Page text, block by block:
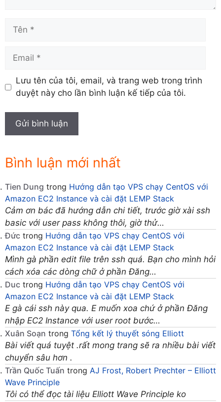
Tên
Email
Lưu tên của tôi, email, và trang web trong trình
duyệt này cho lần bình luận kế tiếp của tôi.
Bình luận mới nhất
Tien Dung trong Hướng dẫn tạo VPS chạy CentOS với
Amazon EC2 Instance và cài đặt LEMP Stack
Cảm ơn bác đã hướng dẫn chi tiết, trước giờ xài ssh
basic với user pass không thôi, giờ thử…
Đức trong Hướng dẫn tạo VPS chạy CentOS với
Amazon EC2 Instance và cài đặt LEMP Stack
Mình gà phần edit file trên ssh quá. Bạn cho mình hỏi
cách xóa các dòng chữ ở phần Đăng…
Duc trong Hướng dẫn tạo VPS chạy CentOS với
Amazon EC2 Instance và cài đặt LEMP Stack
E gà cái ssh này qua. E muốn xoa chứ ở phần Đăng
nhập EC2 Instance với user root bước…
Xuân Soạn trong Tổng kết lý thuyết sóng Elliott
Bài viết quá tuyệt .rất mong trang sẽ ra nhiều bài viết
chuyển sâu hơn .
Trần Quốc Tuấn trong AJ Frost, Robert Prechter – Elliott
Wave Principle
Tôi có thể đọc tài liệu Elliott Wave Principle ko